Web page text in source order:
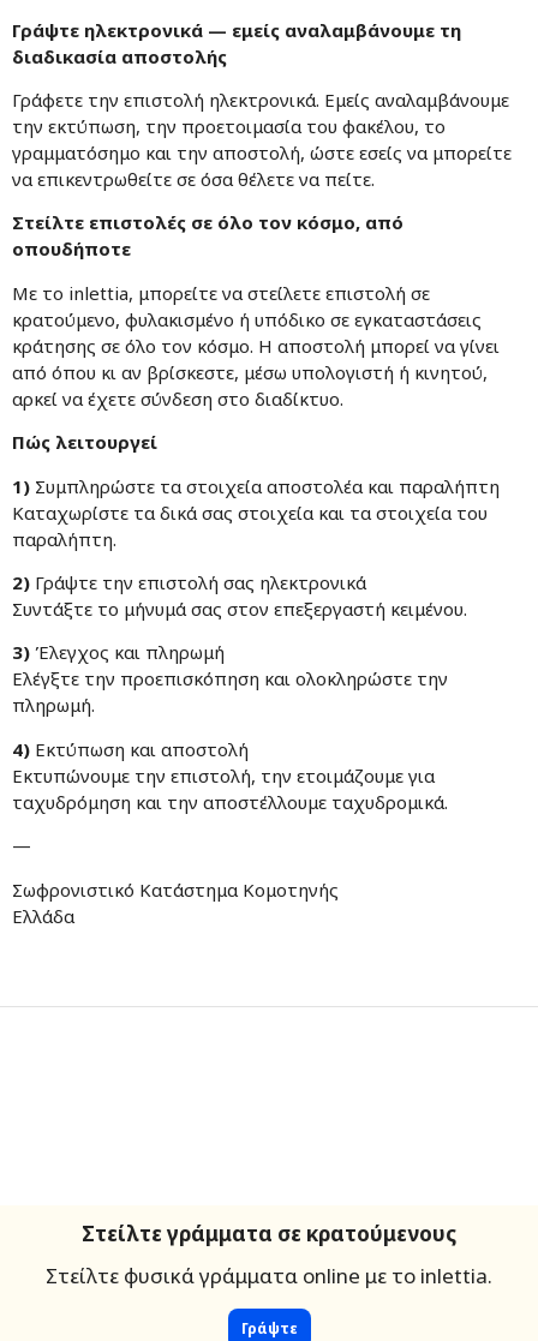
Γράψτε ηλεκτρονικά — εμείς αναλαμβάνουμε τη
διαδικασία αποστολής
Γράφετε την επιστολή ηλεκτρονικά. Εμείς αναλαμβάνουμε
την εκτύπωση, την προετοιμασία του φακέλου, το
γραμματόσημο και την αποστολή, ώστε εσείς να μπορείτε
να επικεντρωθείτε σε όσα θέλετε να πείτε.
Στείλτε επιστολές σε όλο τον κόσμο, από
οπουδήποτε
Με το inlettia, μπορείτε να στείλετε επιστολή σε
κρατούμενο, φυλακισμένο ή υπόδικο σε εγκαταστάσεις
κράτησης σε όλο τον κόσμο. Η αποστολή μπορεί να γίνει
από όπου κι αν βρίσκεστε, μέσω υπολογιστή ή κινητού,
αρκεί να έχετε σύνδεση στο διαδίκτυο.
Πώς λειτουργεί
1) Συμπληρώστε τα στοιχεία αποστολέα και παραλήπτη
Καταχωρίστε τα δικά σας στοιχεία και τα στοιχεία του
παραλήπτη.
2) Γράψτε την επιστολή σας ηλεκτρονικά
Συντάξτε το μήνυμά σας στον επεξεργαστή κειμένου.
3) Έλεγχος και πληρωμή
Ελέγξτε την προεπισκόπηση και ολοκληρώστε την
πληρωμή.
4) Εκτύπωση και αποστολή
Εκτυπώνουμε την επιστολή, την ετοιμάζουμε για
ταχυδρόμηση και την αποστέλλουμε ταχυδρομικά.
—
Σωφρονιστικό Κατάστημα Κομοτηνής
Ελλάδα
Στείλτε γράμματα σε κρατούμενους
Στείλτε φυσικά γράμματα online με το inlettia.
Γράψτε